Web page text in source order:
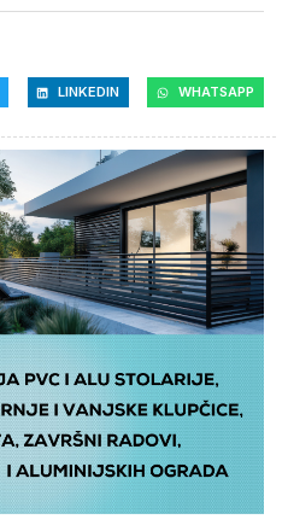
LINKEDIN WHATSAPP